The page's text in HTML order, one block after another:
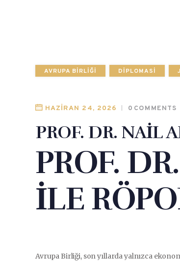
AVRUPA BIRLIĞI DIPLOMASI
HAZIRAN 24, 2026 0 COMMENTS
PROF. DR. NAİL
PROF.
İLE
Avrupa Birliği, son yıllarda yalnızca